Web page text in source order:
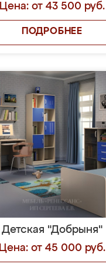
Цена: от 43 500 руб.
ПОДРОБНЕЕ
Детская "Добрыня"
Цена: от 45 000 руб.